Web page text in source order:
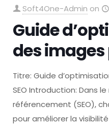
Soft4One-Admin on
Guide
des images
Titre: Guide
SEO Introduction: Dans
référencement (SEO),
pour améliorer la